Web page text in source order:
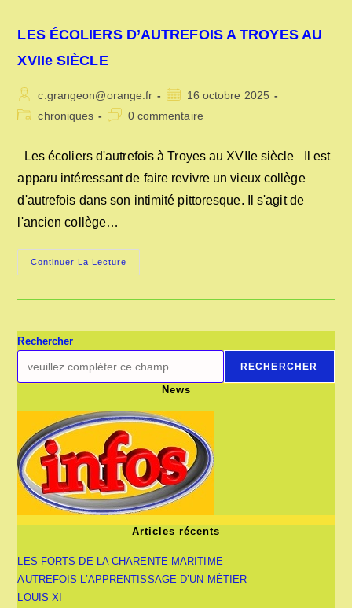
LES ÉCOLIERS D’AUTREFOIS A TROYES AU
XVIIe SIÈCLE
Auteur/autrice
de
c.grangeon@orange.fr
Publication
publiée :
16 octobre 2025
Postchroniques
Commentaires
publication :
0 commentaire
Les écoliers d'autrefois à Troyes au XVIIe siècle Il est
apparu intéressant de faire revivre un vieux collège
d'autrefois dans son intimité pittoresque. Il s'agit de
l'ancien collège…
Continuer La Lecture
ÉCOLIERS
XVIIe
Rechercher
RECHERCHER
News
Articles récents
LES FORTS DE LA CHARENTE MARITIME
AUTREFOIS L’APPRENTISSAGE D’UN MÉTIER
LOUIS XI